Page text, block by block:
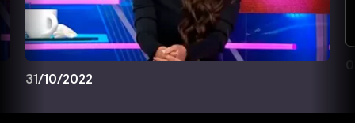
31/10/2022